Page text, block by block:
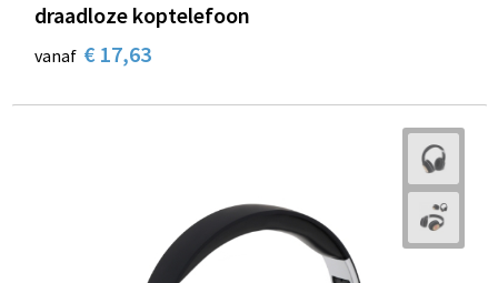
draadloze koptelefoon
vanaf € 17,63